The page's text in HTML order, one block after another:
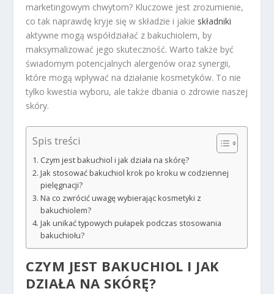
marketingowym chwytom? Kluczowe jest zrozumienie,
co tak naprawdę kryje się w składzie i jakie składniki
aktywne mogą współdziałać z bakuchiolem, by
maksymalizować jego skuteczność. Warto także być
świadomym potencjalnych alergenów oraz synergii,
które mogą wpływać na działanie kosmetyków. To nie
tylko kwestia wyboru, ale także dbania o zdrowie naszej
skóry.
Spis treści
Czym jest bakuchiol i jak działa na skórę?
Jak stosować bakuchiol krok po kroku w codziennej
pielęgnacji?
Na co zwrócić uwagę wybierając kosmetyki z
bakuchiolem?
Jak unikać typowych pułapek podczas stosowania
bakuchiołu?
CZYM JEST BAKUCHIOL I JAK
DZIAŁA NA SKÓRĘ?